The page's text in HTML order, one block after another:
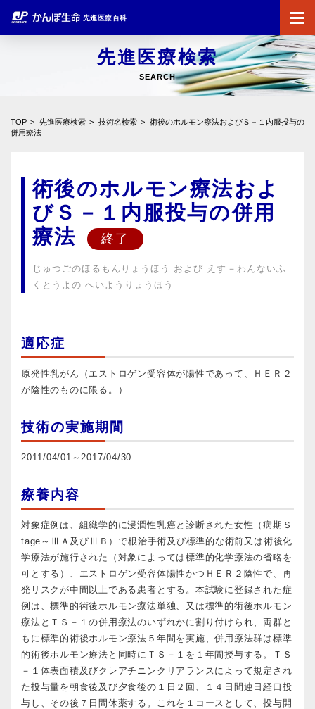
先進医療百科
先進医療検索
SEARCH
TOP 先進医療検索 技術名検索
術後のホルモン療法およびＳ－１内服投与の
併用療法
術後のホルモン療法およ
びＳ－１内服投与の併用
療法
じゅつごのほるもんりょうほう および えす－わんないふ
くとうよの へいようりょうほう
適応症
原発性乳がん（エストロゲン受容体が陽性であって、ＨＥＲ２
が陰性のものに限る。）
技術の実施期間
2011/04/01～2017/04/30
療養内容
対象症例は、組織学的に浸潤性乳癌と診断された女性（病期Ｓ
tage～ⅢＡ及びⅢＢ）で根治手術及び標準的な術前又は術後化
学療法が施行された（対象によっては標準的化学療法の省略を
可とする）、エストロゲン受容体陽性かつＨＥＲ２陰性で、再
発リスクが中間以上である患者とする。本試験に登録された症
例は、標準的術後ホルモン療法単独、又は標準的術後ホルモン
療法とＴＳ－１の併用療法のいずれかに割り付けられ、両群と
もに標準的術後ホルモン療法５年間を実施、併用療法群は標準
的術後ホルモン療法と同時にＴＳ－１を１年間授与する。ＴＳ
－１体表面積及びクレアチニンクリアランスによって規定され
た投与量を朝食後及び夕食後の１日２回、１４日間連日経口投
与し、その後７日間休薬する。これを１コースとして、投与開